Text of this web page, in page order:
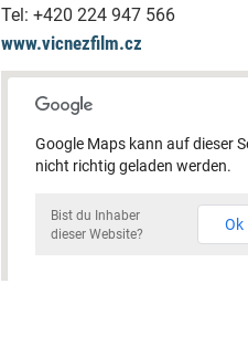
Tel: +420 224 947 566
www.vicnezfilm.cz
Google Maps kann auf dieser
nicht richtig geladen werden.
Bist du Inhaber
dieser Website?
Ok